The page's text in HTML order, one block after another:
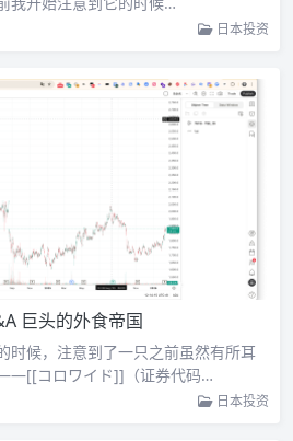
日本投资
巨头的外食帝国
时候，注意到了一只之前虽然有所耳
コロワイド]]（证券代码…
日本投资